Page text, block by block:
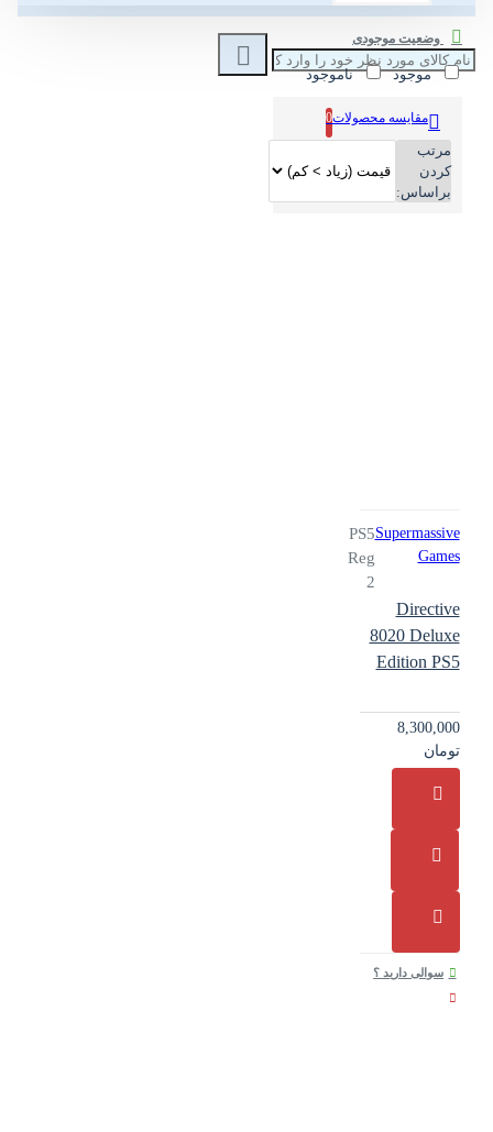
وضعیت موجودی
موجود ناموجود
مقایسه محصولات0
مرتب
کردن
براساس:
Supermassive
Games
PS5
Reg
2
Directive
8020 Deluxe
Edition PS5
8,300,000
تومان
سوالی دارید ؟